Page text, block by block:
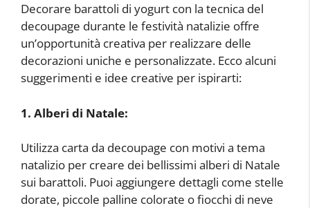
Decorare barattoli di yogurt con la tecnica del
decoupage durante le festività natalizie offre
un’opportunità creativa per realizzare delle
decorazioni uniche e personalizzate. Ecco alcuni
suggerimenti e idee creative per ispirarti:
1. Alberi di Natale:
Utilizza carta da decoupage con motivi a tema
natalizio per creare dei bellissimi alberi di Natale
sui barattoli. Puoi aggiungere dettagli come stelle
dorate, piccole palline colorate o fiocchi di neve